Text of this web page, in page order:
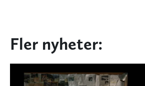
Fler nyheter: